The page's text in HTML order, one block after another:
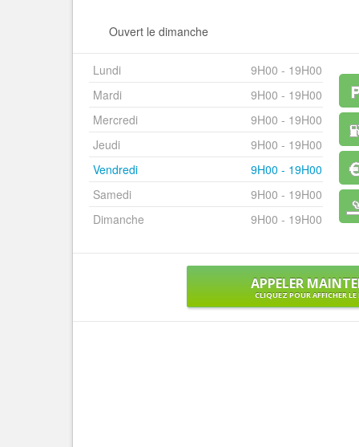
Ouvert le dimanche
Lundi
9H00 - 19H00
Mardi
9H00 - 19H00
Mercredi
9H00 - 19H00
Jeudi
9H00 - 19H00
Vendredi
9H00 - 19H00
Samedi
9H00 - 19H00
Dimanche
9H00 - 19H00
APPELER
CLIQUEZ POUR AFFICHER